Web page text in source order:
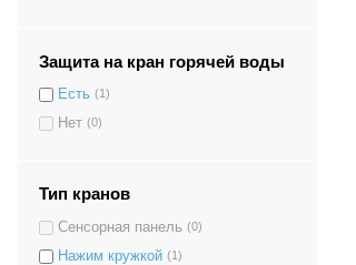
Защита на кран горячей воды
Есть (1)
Нет (0)
Тип кранов
Сенсорная панель (0)
Нажим кружкой (1)